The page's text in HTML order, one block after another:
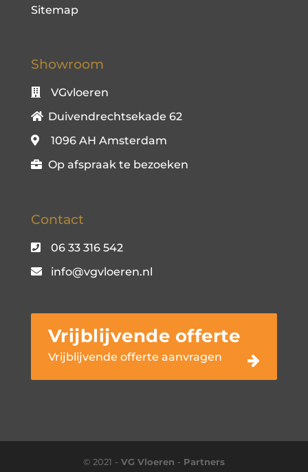
Sitemap
Showroom
VGvloeren
Duivendrechtsekade 62
1096 AH Amsterdam
Op afspraak te bezoeken
Contact
06 33 316 542
info@vgvloeren.nl
Vrijblijvende offerte
Vrijblijvende offerte aanvragen
© 2021 - VG Vloeren - Partners